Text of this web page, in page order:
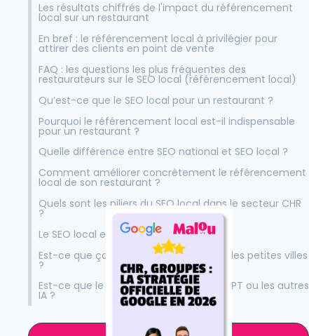
Les résultats chiffrés de l'impact du référencement
local sur un restaurant
En bref : le référencement local à privilégier pour
attirer des clients en point de vente
FAQ : les questions les plus fréquentes des
restaurateurs sur le SEO local (référencement local)
Qu’est-ce que le SEO local pour un restaurant ?
‍Pourquoi le référencement local est-il indispensable
pour un restaurant ?
Quelle différence entre SEO national et SEO local ?
Comment améliorer concrètement le référencement
local de son restaurant ?
Quels sont les piliers du SEO local dans le secteur CHR
?
Le SEO local est-il rentable ?
Est-ce que ça fonctionne même dans les petites villes
?
Est-ce que le SEO local impacte ChatGPT ou les autres
IA ?